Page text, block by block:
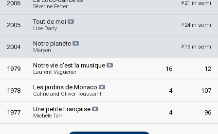
edit
2006 Séverine Ferrer
#21 in semi
2005 Tout de moi
Lise Darly
#24 in semi
2004 Notre planète
Maryon
#19 in semi
1979 Notre vie c'est la musique
Laurent Vaguener 16 12
1978 Les jardins de Monaco
Caline and Olivier Toussaint 4 107
1977 Une petite Française
Michèle Torr 4 96